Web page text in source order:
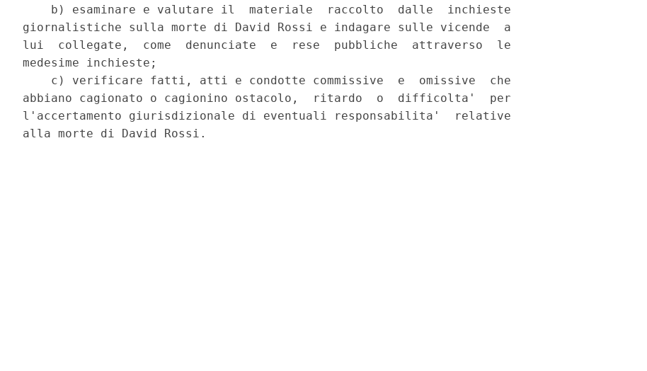
    b) esaminare e valutare il  materiale  raccolto  dalle  inchieste
giornalistiche sulla morte di David Rossi e indagare sulle vicende  a
lui  collegate,  come  denunciate  e  rese  pubbliche  attraverso  le
medesime inchieste;
    c) verificare fatti, atti e condotte commissive  e  omissive  che
abbiano cagionato o cagionino ostacolo,  ritardo  o  difficolta'  per
l'accertamento giurisdizionale di eventuali responsabilita'  relative